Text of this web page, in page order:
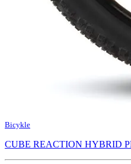
Bicykle
CUBE REACTION HYBRID